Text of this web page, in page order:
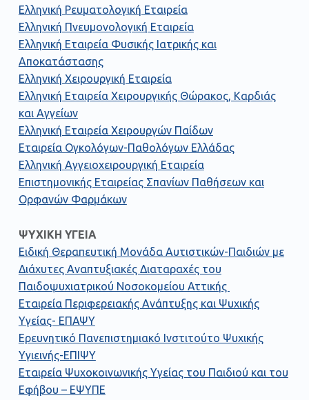
Ελληνική Ρευματολογική Εταιρεία
Ελληνική Πνευμονολογική Εταιρεία
Ελληνική Εταιρεία Φυσικής Ιατρικής και
Αποκατάστασης
Ελληνική Χειρουργική Εταιρεία
Ελληνική Εταιρεία Χειρουργικής Θώρακος, Καρδιάς
και Αγγείων
Ελληνική Εταιρεία Χειρουργών Παίδων
Εταιρεία Ογκολόγων-Παθολόγων Ελλάδας
Ελληνική Αγγειοχειρουργική Εταιρεία
Επιστημονικής Εταιρείας Σπανίων Παθήσεων και
Ορφανών Φαρμάκων
ΨΥΧΙΚΗ ΥΓΕΙΑ
Ειδική Θεραπευτική Μονάδα Αυτιστικών-Παιδιών με
Διάχυτες Αναπτυξιακές Διαταραχές του
Παιδοψυχιατρικού Νοσοκομείου Αττικής
Εταιρεία Περιφερειακής Ανάπτυξης και Ψυχικής
Υγείας- ΕΠΑΨΥ
Ερευνητικό Πανεπιστημιακό Ινστιτούτο Ψυχικής
Υγιεινής-ΕΠΙΨΥ
Εταιρεία Ψυχοκοινωνικής Υγείας του Παιδιού και του
Εφήβου – ΕΨΥΠΕ